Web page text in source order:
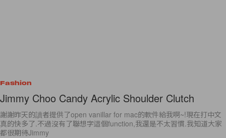
Fashion
Jimmy Choo Candy Acrylic Shoulder Clutch
謝謝昨天的讀者提供了open vanillar for mac的軟件給我啊~!現在打中文
真的快多了.不過沒有了聯想字這個function,我還是不太習慣.我知道大家
都很期待Jimmy